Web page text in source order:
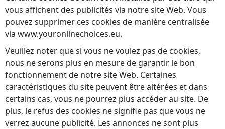
vous affichent des publicités via notre site Web. Vous
pouvez supprimer ces cookies de manière centralisée
via www.youronlinechoices.eu.
Veuillez noter que si vous ne voulez pas de cookies,
nous ne serons plus en mesure de garantir le bon
fonctionnement de notre site Web. Certaines
caractéristiques du site peuvent être altérées et dans
certains cas, vous ne pourrez plus accéder au site. De
plus, le refus des cookies ne signifie pas que vous ne
verrez aucune publicité. Les annonces ne sont plus